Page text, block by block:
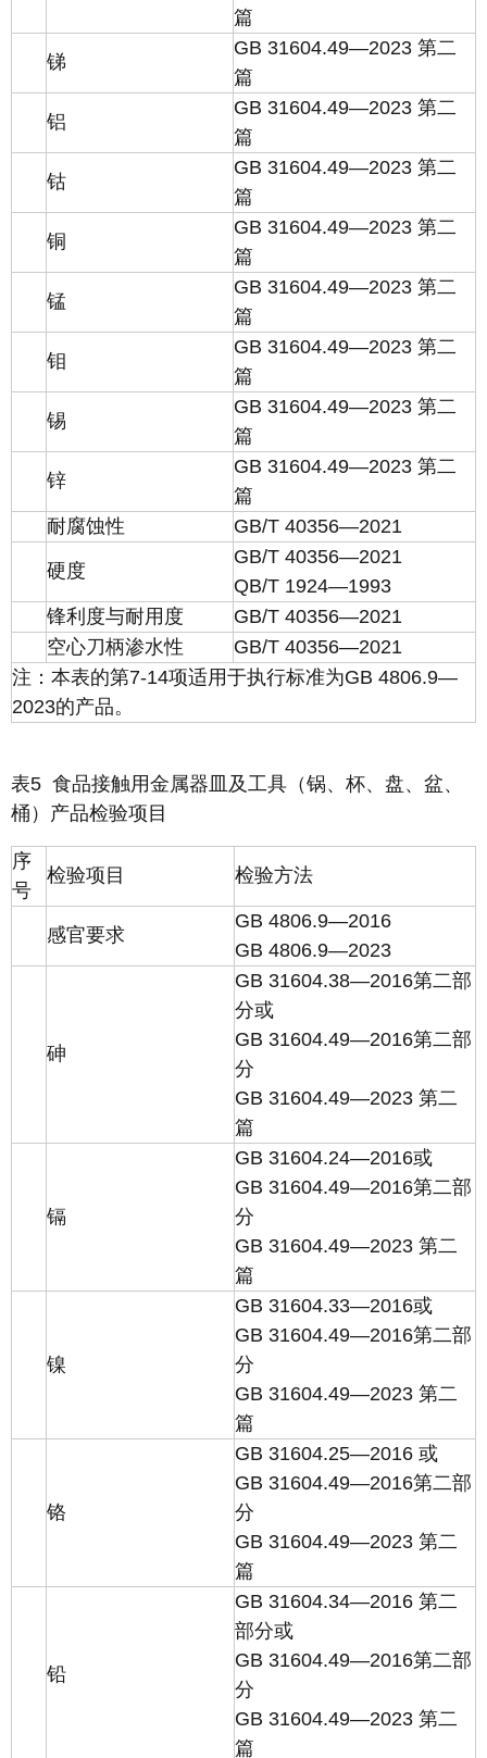
篇
锑
GB 31604.49—2023 第二
篇
铝
GB 31604.49—2023 第二
篇
钴
GB 31604.49—2023 第二
篇
铜
GB 31604.49—2023 第二
篇
锰
GB 31604.49—2023 第二
篇
钼
GB 31604.49—2023 第二
篇
锡
GB 31604.49—2023 第二
篇
锌
GB 31604.49—2023 第二
篇
耐腐蚀性
GB/T 40356—2021
硬度
GB/T 40356—2021
QB/T 1924—1993
锋利度与耐用度
GB/T 40356—2021
空心刀柄渗水性
GB/T 40356—2021
注：本表的第7-14项适用于执行标准为GB 4806.9—
2023的产品。
表5 食品接触用金属器皿及工具（锅、杯、盘、盆、
桶）产品检验项目
序
号
检验项目 检验方法
感官要求
GB 4806.9—2016
GB 4806.9—2023
砷
GB 31604.38—2016第二部
分或
GB 31604.49—2016第二部
分
GB 31604.49—2023 第二
篇
镉
GB 31604.24—2016或
GB 31604.49—2016第二部
分
GB 31604.49—2023 第二
篇
镍
GB 31604.33—2016或
GB 31604.49—2016第二部
分
GB 31604.49—2023 第二
篇
铬
GB 31604.25—2016 或
GB 31604.49—2016第二部
分
GB 31604.49—2023 第二
篇
铅
GB 31604.34—2016 第二
部分或
GB 31604.49—2016第二部
分
GB 31604.49—2023 第二
篇